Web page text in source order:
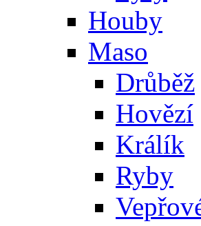
Houby
Maso
Drůběž
Hovězí
Králík
Ryby